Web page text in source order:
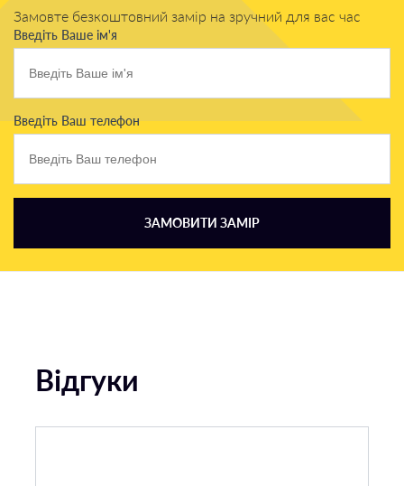
Замовте безкоштовний замір на зручний для вас час
Введіть Ваше ім'я
Введіть Ваш телефон
ЗАМОВИТИ ЗАМІР
Відгуки